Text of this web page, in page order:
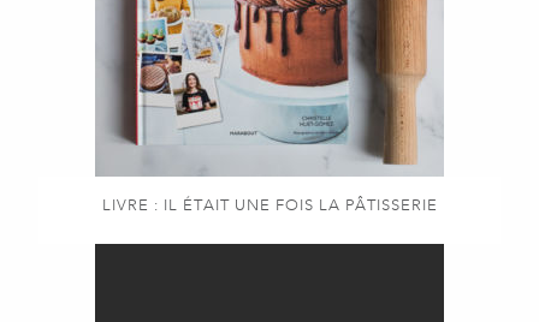
LIVRE : IL ÉTAIT UNE FOIS LA PÂTISSERIE